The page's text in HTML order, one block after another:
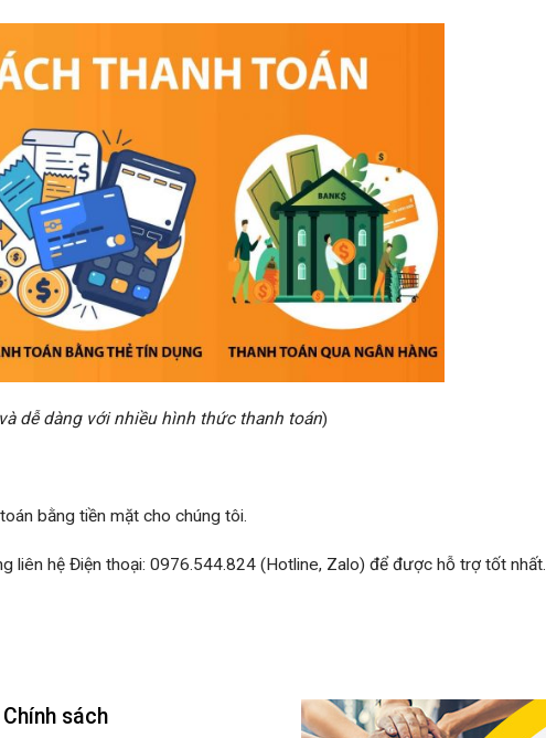
dễ dàng với nhiều hình thức thanh toán)
bằng tiền mặt cho chúng tôi.
liên hệ Điện thoại: 0976.544.824 (Hotline, Zalo) để được hỗ trợ tốt nhất.
Chính sách